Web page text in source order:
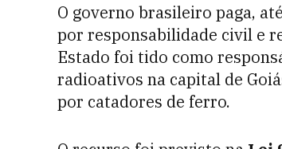
O governo brasileiro paga,
por responsabilidade civil e
Estado foi tido como
radioativos na capital de
por catadores de ferro.